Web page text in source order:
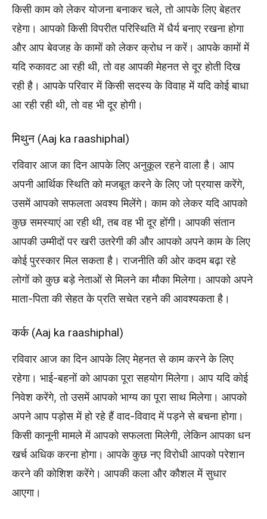
किसी काम को लेकर योजना बनाकर चले, तो आपके लिए बेहतर
रहेगा। आपको किसी विपरीत परिस्थिति में धैर्य बनाए रखना होगा
और आप बेवजह के कामों को लेकर क्रोध न करें। आपके कामों में
यदि रुकावट आ रही थी, तो वह आपकी मेहनत से दूर होती दिख
रही है। आपके परिवार में किसी सदस्य के विवाह में यदि कोई बाधा
आ रही रही थी, तो वह भी दूर होगी।
मिथुन (Aaj ka raashiphal)
रविवार आज का दिन आपके लिए अनुकूल रहने वाला है। आप
अपनी आर्थिक स्थिति को मजबूत करने के लिए जो प्रयास करेंगे,
उसमें आपको सफलता अवश्य मिलेंगे। काम को लेकर यदि आपको
कुछ समस्याएं आ रही थी, तब वह भी दूर होंगी। आपकी संतान
आपकी उम्मीदों पर खरी उतरेगी की और आपको अपने काम के लिए
कोई पुरस्कार मिल सकता है। राजनीति की ओर कदम बढ़ा रहे
लोगों को कुछ बड़े नेताओं से मिलने का मौका मिलेगा। आपको अपने
माता-पिता की सेहत के प्रति सचेत रहने की आवश्यकता है।
कर्क (Aaj ka raashiphal)
रविवार आज का दिन आपके लिए मेहनत से काम करने के लिए
रहेगा। भाई-बहनों को आपका पूरा सहयोग मिलेगा। आप यदि कोई
निवेश करेंगे, तो उसमें आपको भाग्य का पूरा साथ मिलेगा। आपको
अपने आप पड़ोस में हो रहे हैं वाद-विवाद में पड़ने से बचना होगा।
किसी कानूनी मामले में आपको सफलता मिलेगी, लेकिन आपका धन
खर्च अधिक करना होगा। आपके कुछ नए विरोधी आपको परेशान
करने की कोशिश करेंगे। आपकी कला और कौशल में सुधार
आएगा।